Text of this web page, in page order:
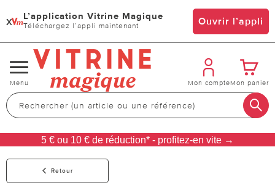
x L’application Vitrine Magique
Téléchargez l’appli maintenant Ouvrir l’appli
Changer
de
navigation
Menu Mon compteMon panier
5 € ou 10 € de réduction* - profitez-en vite →
Retour